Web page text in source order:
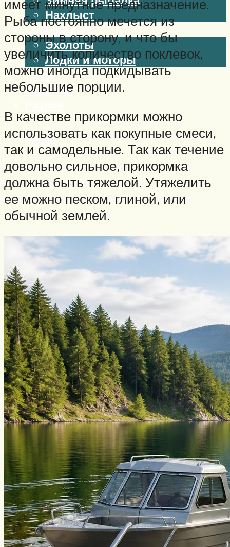
Нахлыст
Снаряжение
Эхолоты
Лодки и моторы
Узлы
Рецепты
Меню
имеет минутное предназначение.
Рыба постоянно мечется из
стороны в сторону, и что бы
увеличить количество поклевок,
можно иногда подкидывать
небольшие порции.
В качестве прикормки можно
использовать как покупные смеси,
так и самодельные. Так как течение
довольно сильное, прикормка
должна быть тяжелой. Утяжелить
ее можно песком, глиной, или
обычной землей.